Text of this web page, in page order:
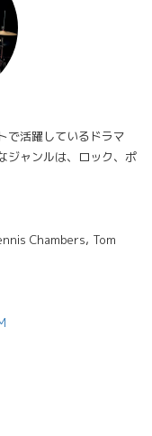
で活躍しているドラマ
ジャンルは、ロック、ポ
Chambers, Tom